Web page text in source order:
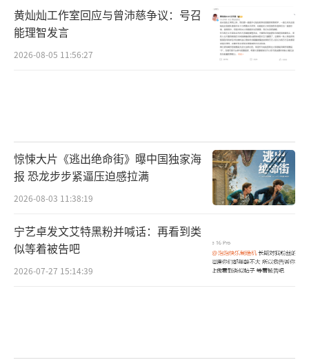
黄灿灿工作室回应与曾沛慈争议：号召
能理智发言
2026-08-05 11:56:27
惊悚大片《逃出绝命街》曝中国独家海
报 恐龙步步紧逼压迫感拉满
2026-08-03 11:38:19
宁艺卓发文艾特黑粉并喊话：再看到类
似等着被告吧
2026-07-27 15:14:39